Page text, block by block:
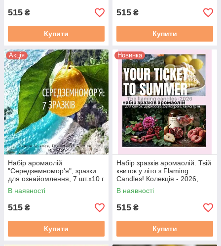
515 ₴
Купити
515 ₴
Купити
Акція
Набір аромаолій
"Середземномор'я", зразки
для ознайомлення, 7 шт.х10 г
(США)
В наявності
515 ₴
Купити
Новинка
Набір зразків аромаолій. Твій
квиток у літо з Flaming
Candles! Колекція - 2026,
США. 7 шт. х 10 г зразки
В наявності
515 ₴
Купити